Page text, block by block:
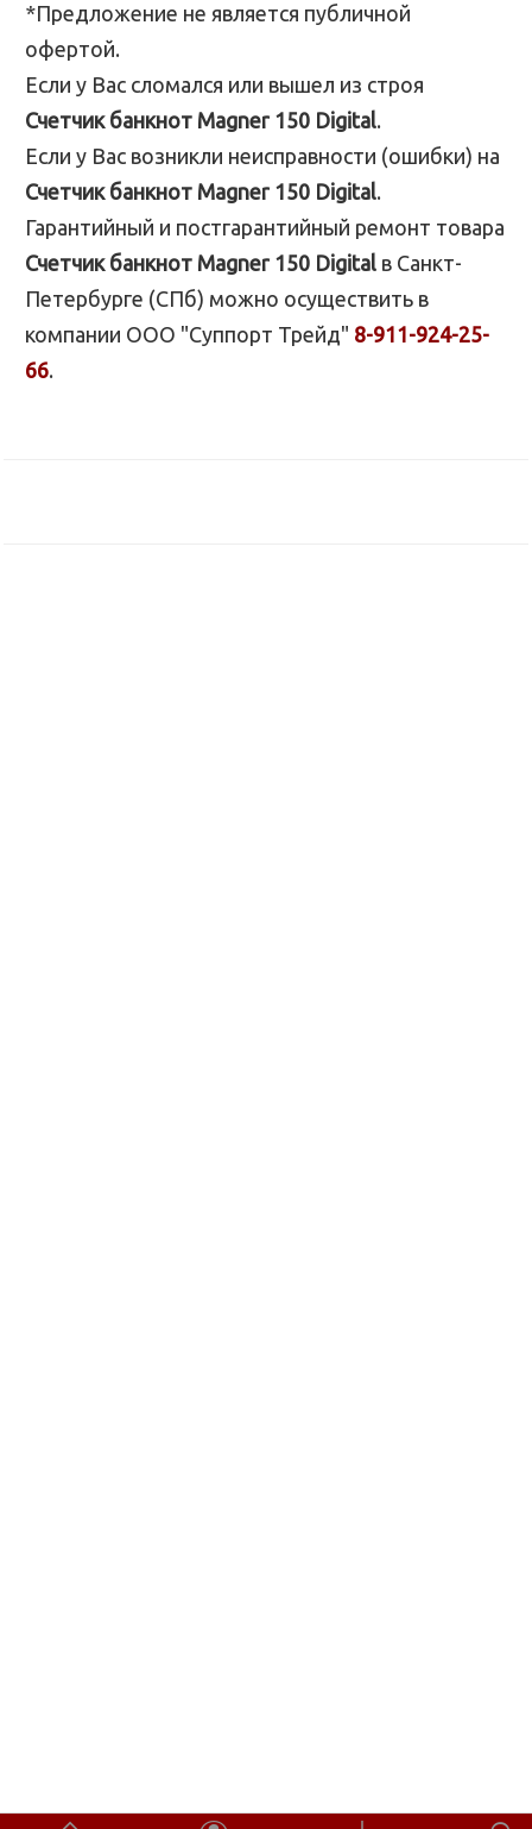
*Предложение не является публичной
офертой.
Если у Вас сломался или вышел из строя
Счетчик банкнот Magner 150 Digital.
Если у Вас возникли неисправности (ошибки) на
Счетчик банкнот Magner 150 Digital.
Гарантийный и постгарантийный ремонт товара
Счетчик банкнот Magner 150 Digital в Санкт-
Петербурге (СПб) можно осуществить в
компании ООО "Суппорт Трейд" 8-911-924-25-
66.